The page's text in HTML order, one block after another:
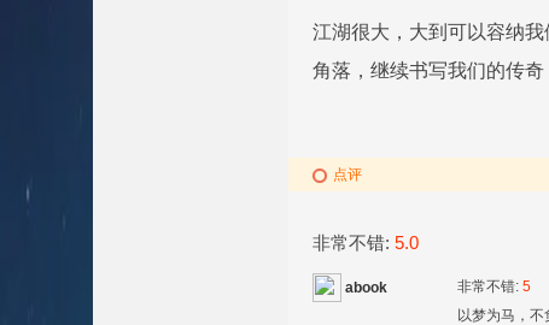
江湖很大，大到可以容纳
角落，继续书写我们的传奇
点评
非常不错: 5.0
abook 非常不错: 5
以梦为马，